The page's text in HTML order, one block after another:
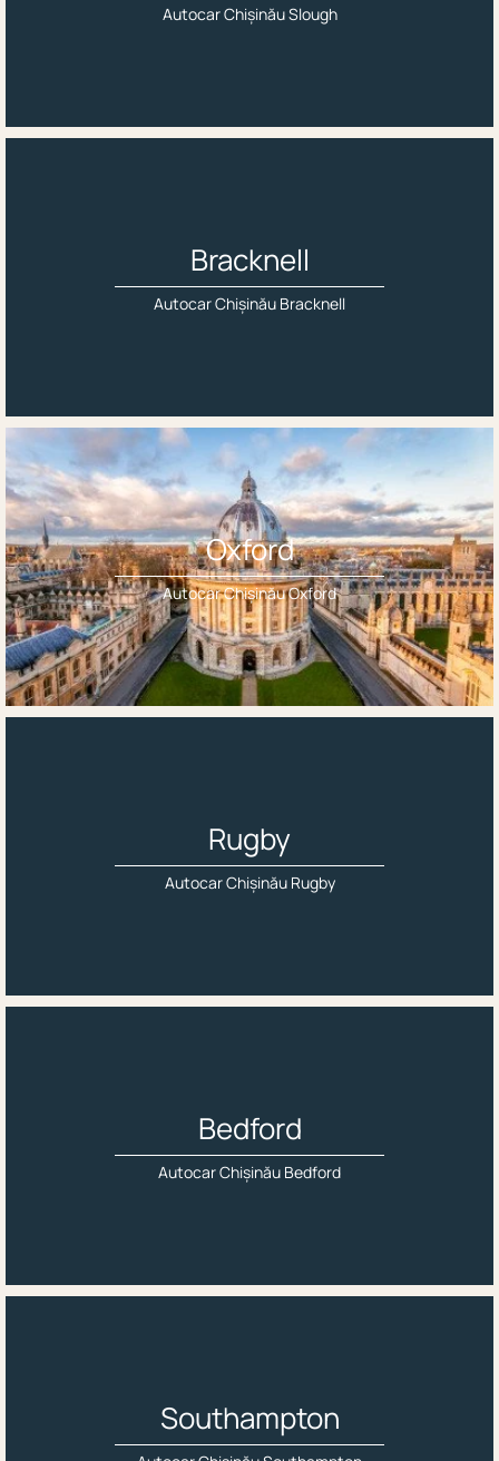
Autocar Chișinău Slough
Bracknell
Autocar Chișinău Bracknell
Oxford
Autocar Chișinău Oxford
Rugby
Autocar Chișinău Rugby
Bedford
Autocar Chișinău Bedford
Southampton